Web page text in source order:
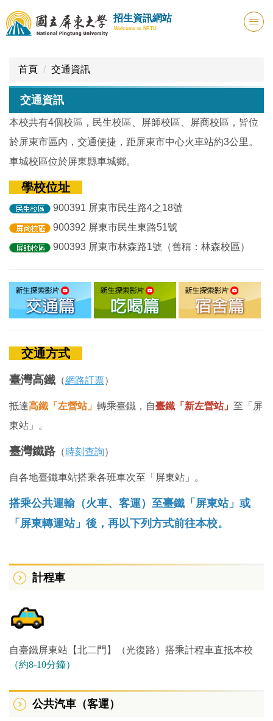
跳
到
主
招生資訊網站
Welcome to NPTU
首頁 交通資訊
交通資訊
本校共有4個校區，民生校區、屏師校區、屏商校區，皆位
於屏東市區內，交通便捷，距屏東市中心火車站約3公里。
車城校區位於屏東縣車城鄉。
學校位址
900391 屏東市民生路4之18號
900392 屏東市民生東路51號
900393 屏東市林森路1號（舊稱：林森校區）
交通方式
臺灣高鐵 （網路訂票）
抵達高鐵「左營站」 轉乘臺鐵，自臺鐵「新左營站」 至「屏
東站」。
臺灣鐵路 （時刻查詢）
自各地臺鐵車站搭乘各班車次至「屏東站」。
搭乘公共運輸（火車、客運）至臺鐵「屏東站」或
「屏東轉運站」後，再以下列方式前往本校。
計程車
自臺鐵屏東站【北二門】（光復路） 搭乘計程車直抵本校
（約8-10分鐘）
公共汽車（客運）